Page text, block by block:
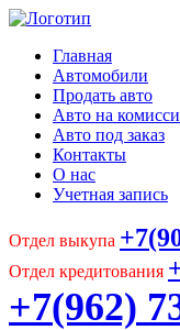
Главная
Автомобили
Продать авто
Авто на
Авто под заказ
Контакты
О нас
Учетная запись
Отдел выкупа
Отдел кредитования
+7(962)